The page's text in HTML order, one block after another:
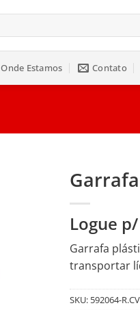
Onde Estamos Contato
Logue
Garrafa
transportar
SKU: 592064-